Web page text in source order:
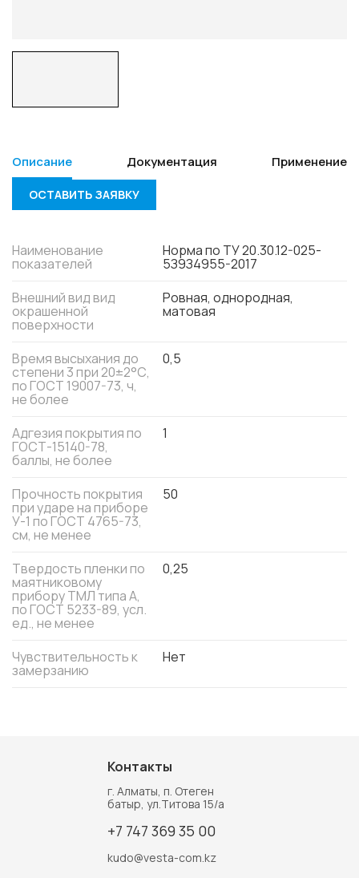
Описание Документация Применение
ОСТАВИТЬ ЗАЯВКУ
Наименование
показателей
Норма по ТУ 20.30.12-025-
5З9З4955-2017
Внешний вид вид
окрашенной
поверхности
Ровная, однородная,
матовая
Время высыхания до
степени 3 при 20±2°С,
по ГОСТ 19007-73, ч,
не более
0,5
Адгезия покрытия по
ГОСТ-15140-78,
баллы, не более
1
Прочность покрытия
при ударе на приборе
У-1 по ГОСТ 4765-73,
см, не менее
50
Твердость пленки по
маятниковому
прибору ТМЛ типа А,
по ГОСТ 5233-89, усл.
ед., не менее
0,25
Чувствительность к
замерзанию
Нет
Контакты
г. Алматы, п. Отеген
батыр, ул.Титова 15/а
+7 747 369 35 00
kudo@vesta-com.kz